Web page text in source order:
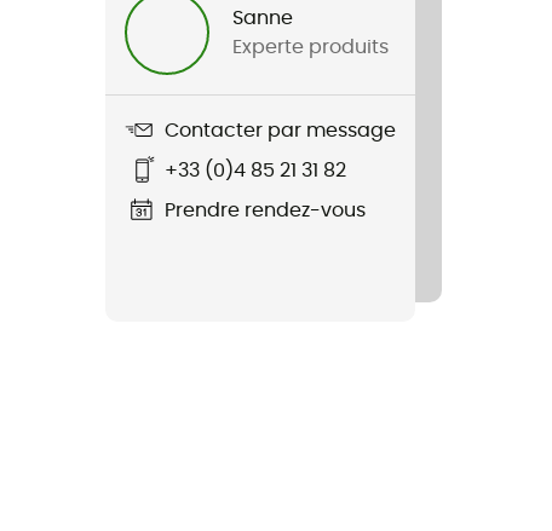
Sanne
Experte produits
Contacter par message
+33 (0)4 85 21 31 82
Prendre rendez-vous